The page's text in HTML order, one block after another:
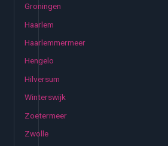
Groningen
Haarlem
Haarlemmermeer
Hengelo
Hilversum
Winterswijk
Zoetermeer
Zwolle